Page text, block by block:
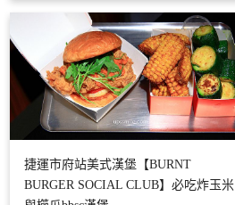
捷運市府站美式漢堡【BURNT
BURGER SOCIAL CLUB】必吃炸玉米